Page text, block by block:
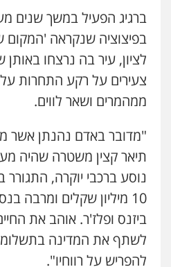
ברגיג הפעיל במשך שנים
בפיצוציה שנקראה 'המקום
צעירים על רקע התחרות על
ממהמרים ושאר לווים.
"מדובר באדם נהנתן אשר
תיאר קצין משטרה שהיה
נוסע ברכבי יוקרה, התגורר
10 מיליון שקלים ומרבה
ביזנס ופלז'ר. אוהב את
לשתף את המדינה
להפריש על רווחיו".
עו"ד אייל
0544712201
עו"ד רונן בנדל
משפט פלילי